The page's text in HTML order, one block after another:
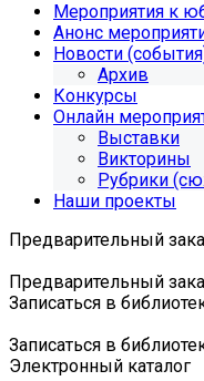
Мероприятия к
Анонс
Новости
Архив
Конкурсы
Онлайн
Выставки
Викторины
Рубрики
Наши проекты
Предварительный
Предварительный
Записаться в
Записаться в
Электронный каталог